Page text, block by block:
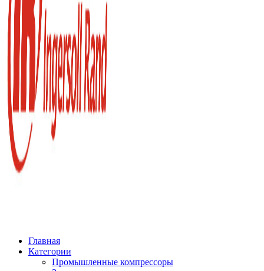
Главная
Категории
Промышленные компрессоры